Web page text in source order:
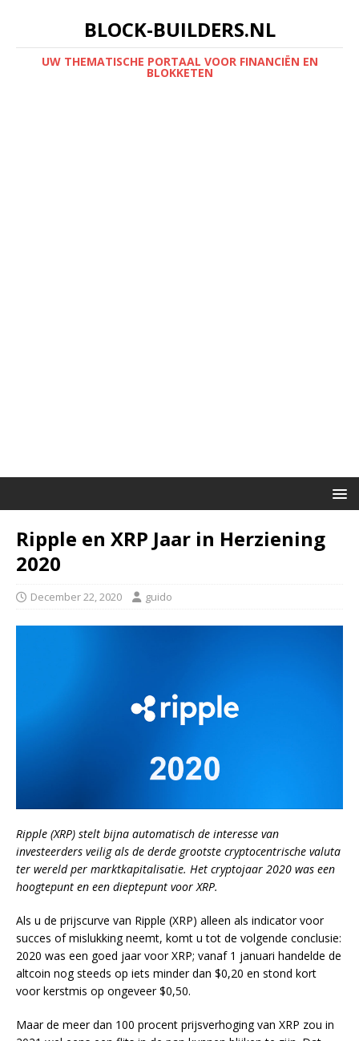
BLOCK-BUILDERS.NL
UW THEMATISCHE PORTAAL VOOR FINANCIËN EN
BLOKKETEN
Ripple en XRP Jaar in Herziening
2020
December 22, 2020 guido
Ripple (XRP) stelt bijna automatisch de interesse van
investeerders veilig als de derde grootste cryptocentrische valuta
ter wereld per marktkapitalisatie. Het cryptojaar 2020 was een
hoogtepunt en een dieptepunt voor XRP.
Als u de prijscurve van Ripple (XRP) alleen als indicator voor
succes of mislukking neemt, komt u tot de volgende conclusie:
2020 was een goed jaar voor XRP; vanaf 1 januari handelde de
altcoin nog steeds op iets minder dan $0,20 en stond kort
voor kerstmis op ongeveer $0,50.
Maar de meer dan 100 procent prijsverhoging van XRP zou in